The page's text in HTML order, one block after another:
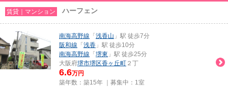
賃貸｜マンション ハーフェン
南海高野線 「 浅香山 」駅 徒歩7分
阪和線 「 浅香 」駅 徒歩10分
南海高野線 「 堺東 」駅 徒歩25分
大阪府堺市堺区香ヶ丘町 ２丁
6.6万円
築年数：築15年 ｜募集中： 1室